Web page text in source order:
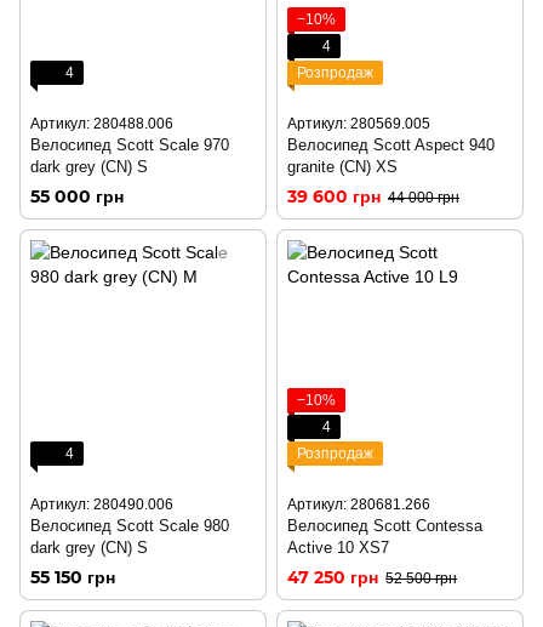
4
Артикул: 280488.006
Велосипед Scott Scale 970
dark grey (CN) S
55 000 грн
−10%
4
Розпродаж
Артикул: 280569.005
Велосипед Scott Aspect 940
granite (CN) XS
39 600 грн 44 000 грн
4
Артикул: 280490.006
Велосипед Scott Scale 980
dark grey (CN) S
55 150 грн
−10%
4
Розпродаж
Артикул: 280681.266
Велосипед Scott Contessa
Active 10 XS7
47 250 грн 52 500 грн